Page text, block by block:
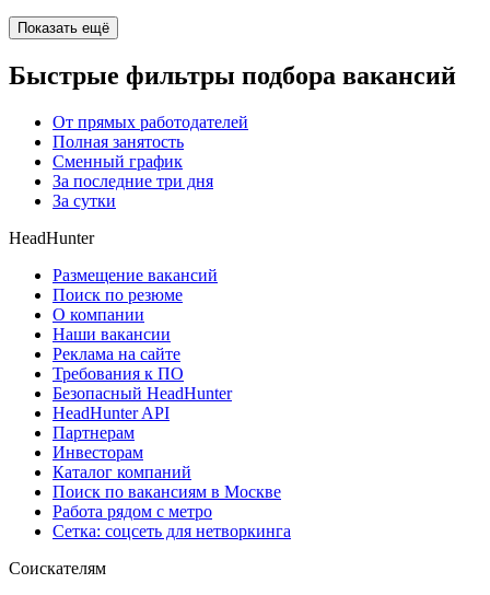
Показать ещё
Быстрые фильтры подбора вакансий
От прямых работодателей
Полная занятость
Сменный график
За последние три дня
За сутки
HeadHunter
Размещение вакансий
Поиск по резюме
О компании
Наши вакансии
Реклама на сайте
Требования к ПО
Безопасный HeadHunter
HeadHunter API
Партнерам
Инвесторам
Каталог компаний
Поиск по вакансиям в Москве
Работа рядом с метро
Сетка: соцсеть для нетворкинга
Соискателям